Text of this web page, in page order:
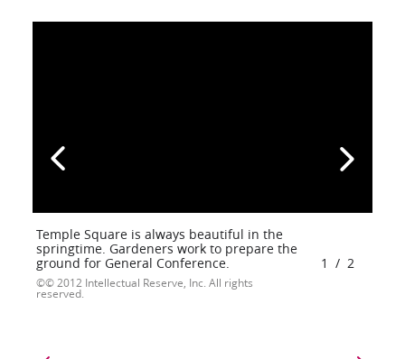
Temple Square is always beautiful in the
springtime. Gardeners work to prepare the
ground for General Conference.
© 2012 Intellectual Reserve, Inc. All rights
reserved.
1 / 2